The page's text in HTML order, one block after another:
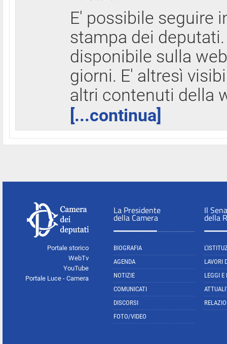
E' possibile seguire
stampa dei
disponibile sulla
giorni. E' altresì
altri contenuti della
[...continua]
Portale storico
WebTv
YouTube
Portale Luce - Camera
La Presidente
della Camera
BIOGRAFIA
AGENDA
NOTIZIE
COMUNICATI
DISCORSI
FOTO/VIDEO
Il
della
LAVORI
LEGGI E